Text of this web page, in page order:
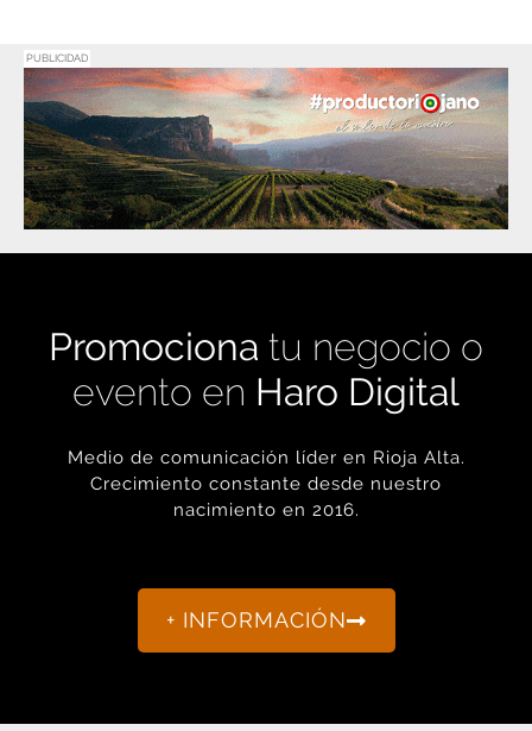
PUBLICIDAD
Promociona tu negocio o
evento en Haro Digital
Medio de comunicación líder en Rioja Alta.
Crecimiento constante desde nuestro
nacimiento en 2016.
+ INFORMACIÓN